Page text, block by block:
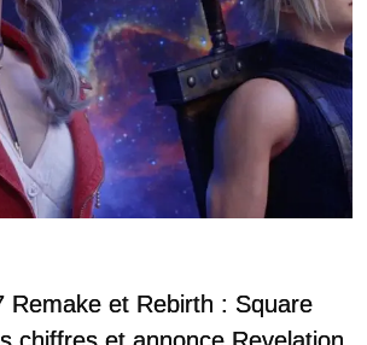
Remake et Rebirth : Square